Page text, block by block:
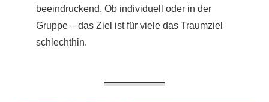
beeindruckend. Ob individuell oder in der
Gruppe – das Ziel ist für viele das Traumziel
schlechthin.